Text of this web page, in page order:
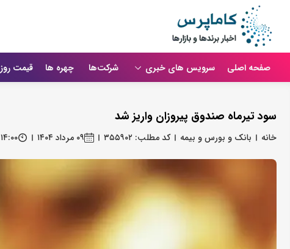
صفحه اصلی سرویس های خبری شرکت‌ها چهره ها قیمت روز
سود تیرماه صندوق پیروزان واریز شد
خانه بانک و بورس و بیمه کد مطلب: ۳۵۵۹۰۲ ۰۹ مرداد ۱۴۰۴ ۱۴:۰۰